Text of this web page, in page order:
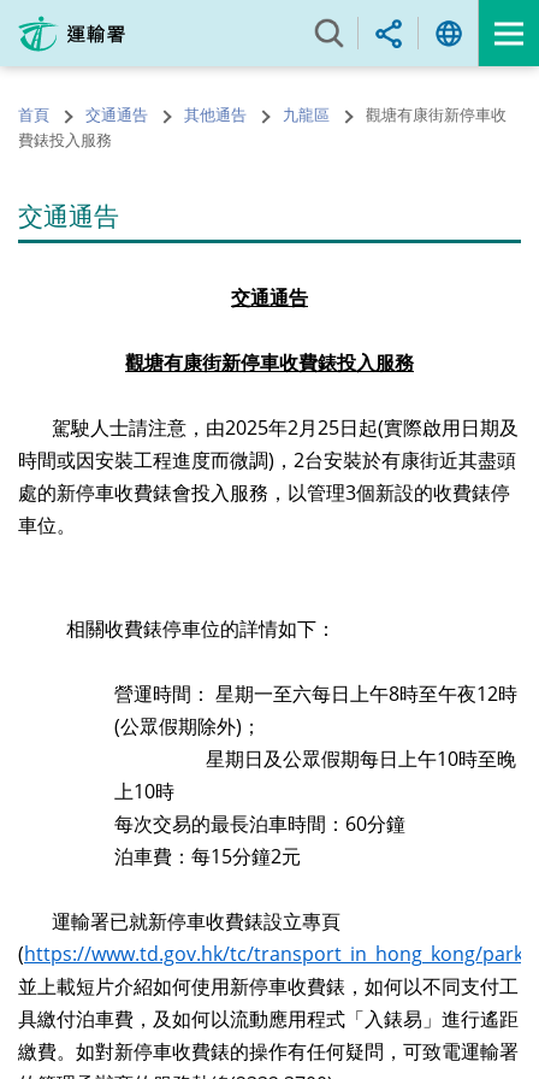
內
的首頁 交通通告 其他通告 九龍區
觀塘有康街新停車收
費錶投入服務
交通通告
交通通告
觀塘有康街新停車收費錶投入服務
駕駛人士請注意，由2025年2月25日起(實際啟用日期及
時間或因安裝工程進度而微調)，2台安裝於有康街近其盡頭
處的新停車收費錶會投入服務，以管理3個新設的收費錶停
車位。
相關收費錶停車位的詳情如下：
營運時間： 星期一至六每日上午8時至午夜12時
(公眾假期除外)；
星期日及公眾假期每日上午10時至晚
上10時
每次交易的最長泊車時間：60分鐘
泊車費：每15分鐘2元
運輸署已就新停車收費錶設立專頁
(https://www.td.gov.hk/tc/transport_in_hong_kong/
並上載短片介紹如何使用新停車收費錶，如何以不同支付工
具繳付泊車費，及如何以流動應用程式「入錶易」進行遙距
繳費。如對新停車收費錶的操作有任何疑問，可致電運輸署